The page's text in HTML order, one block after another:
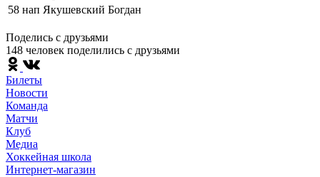
58 нап Якушевский Богдан
Поделись c друзьями
148 человек поделились c друзьями
Билеты
Новости
Команда
Матчи
Клуб
Медиа
Хоккейная школа
Интернет-магазин